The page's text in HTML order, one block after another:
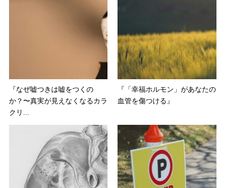
『なぜ嘘つきは嘘をつくの
か？〜真実が見えなくなるカラ
クリ...
『「幸福ホルモン」があなたの
血管を傷つける』